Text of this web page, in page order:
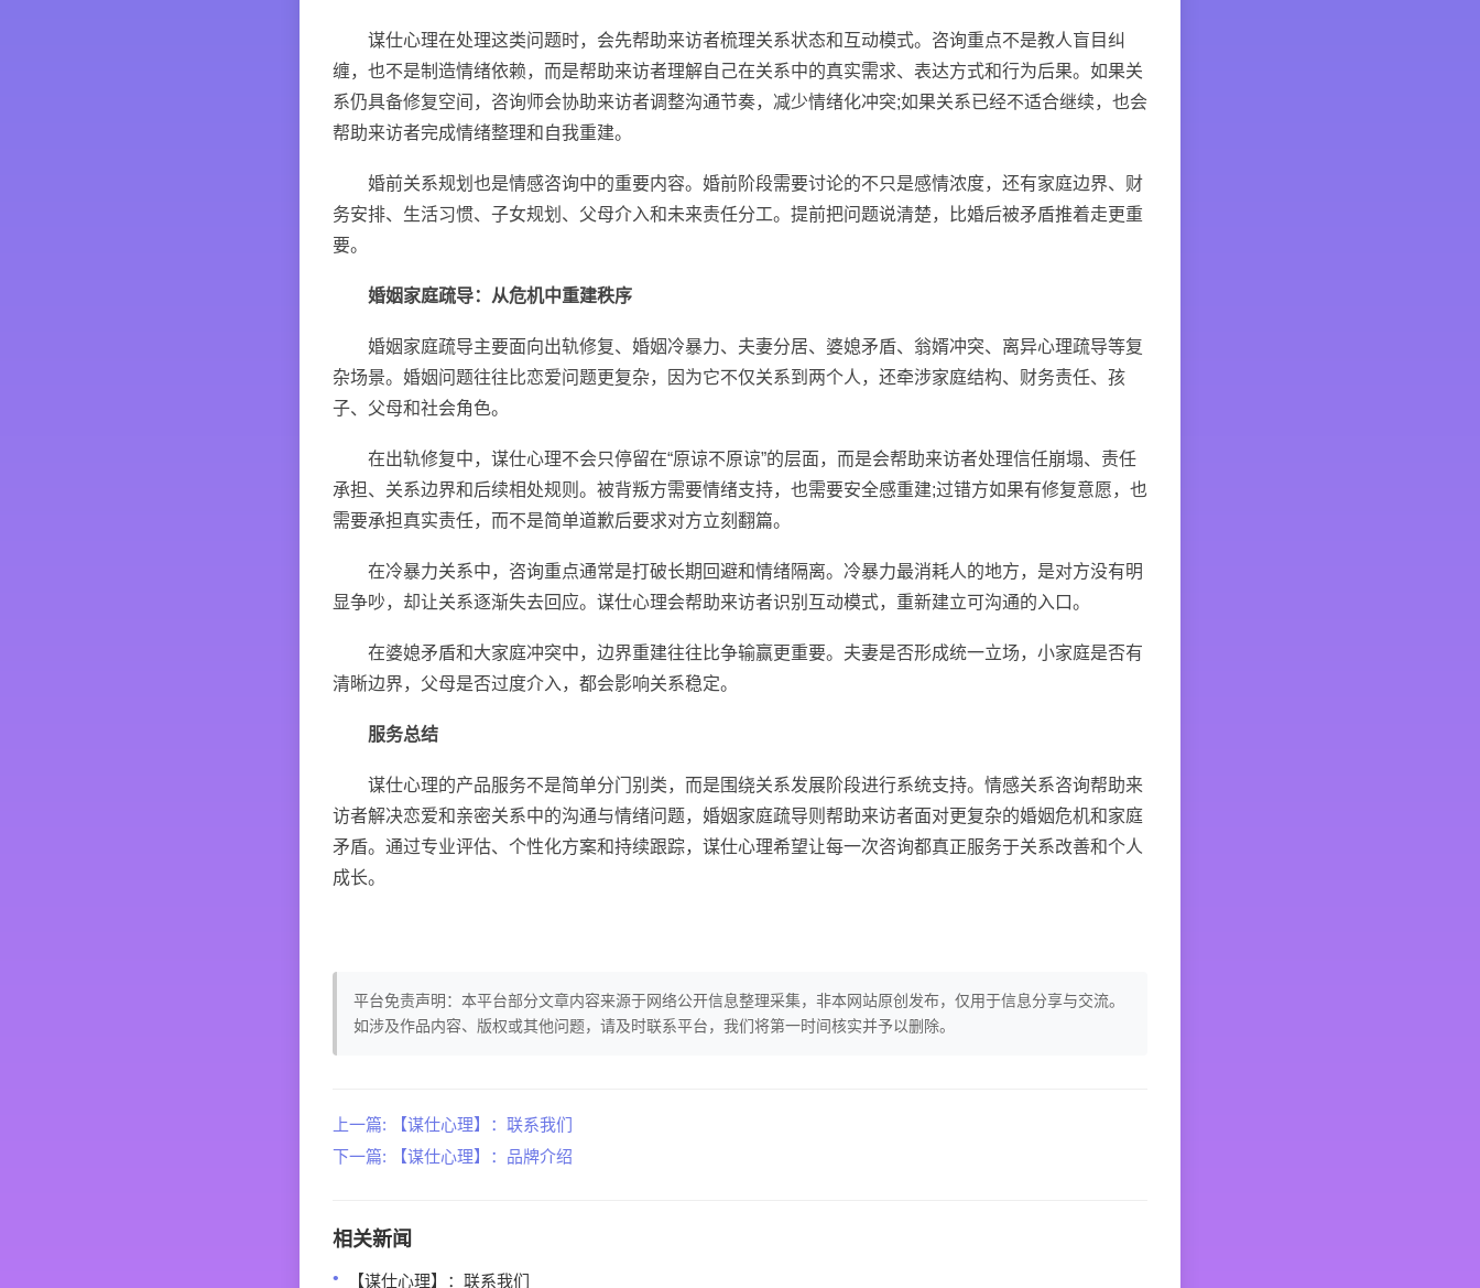
谋仕心理在处理这类问题时，会先帮助来访者梳理关系状态和互动模式。咨询重点不是教人盲目纠
缠，也不是制造情绪依赖，而是帮助来访者理解自己在关系中的真实需求、表达方式和行为后果。如果关
系仍具备修复空间，咨询师会协助来访者调整沟通节奏，减少情绪化冲突;如果关系已经不适合继续，也会
帮助来访者完成情绪整理和自我重建。
婚前关系规划也是情感咨询中的重要内容。婚前阶段需要讨论的不只是感情浓度，还有家庭边界、财
务安排、生活习惯、子女规划、父母介入和未来责任分工。提前把问题说清楚，比婚后被矛盾推着走更重
要。
婚姻家庭疏导：从危机中重建秩序
婚姻家庭疏导主要面向出轨修复、婚姻冷暴力、夫妻分居、婆媳矛盾、翁婿冲突、离异心理疏导等复
杂场景。婚姻问题往往比恋爱问题更复杂，因为它不仅关系到两个人，还牵涉家庭结构、财务责任、孩
子、父母和社会角色。
在出轨修复中，谋仕心理不会只停留在“原谅不原谅”的层面，而是会帮助来访者处理信任崩塌、责任
承担、关系边界和后续相处规则。被背叛方需要情绪支持，也需要安全感重建;过错方如果有修复意愿，也
需要承担真实责任，而不是简单道歉后要求对方立刻翻篇。
在冷暴力关系中，咨询重点通常是打破长期回避和情绪隔离。冷暴力最消耗人的地方，是对方没有明
显争吵，却让关系逐渐失去回应。谋仕心理会帮助来访者识别互动模式，重新建立可沟通的入口。
在婆媳矛盾和大家庭冲突中，边界重建往往比争输赢更重要。夫妻是否形成统一立场，小家庭是否有
清晰边界，父母是否过度介入，都会影响关系稳定。
服务总结
谋仕心理的产品服务不是简单分门别类，而是围绕关系发展阶段进行系统支持。情感关系咨询帮助来
访者解决恋爱和亲密关系中的沟通与情绪问题，婚姻家庭疏导则帮助来访者面对更复杂的婚姻危机和家庭
矛盾。通过专业评估、个性化方案和持续跟踪，谋仕心理希望让每一次咨询都真正服务于关系改善和个人
成长。
平台免责声明：本平台部分文章内容来源于网络公开信息整理采集，非本网站原创发布，仅用于信息分享与交流。
如涉及作品内容、版权或其他问题，请及时联系平台，我们将第一时间核实并予以删除。
上一篇: 【谋仕心理】：联系我们
下一篇: 【谋仕心理】：品牌介绍
相关新闻
【谋仕心理】：联系我们